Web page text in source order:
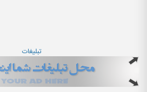
تبلیغات